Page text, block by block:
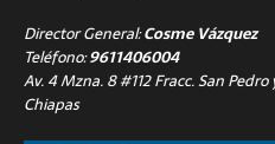
Director General:Cosme Vázquez
Teléfono:9611406004
Av. 4 Mzna. 8 #112 Fracc. San
Chiapas